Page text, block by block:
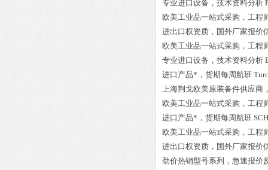
专业进口设备，技术资料分析
欧美工业品一站式采购，工程
进出口权资质，国外厂家报价
欧美工业品一站式采购，工程
专业进口设备，技术资料分析
进口产品*，货期每周航班
上海荆戈欧美原装备件供应商
欧美工业品一站式采购，工程
进口产品*，货期每周航班
欧美工业品一站式采购，工程
进出口权资质，国外厂家报价
劲价热销型号系列，急速报价